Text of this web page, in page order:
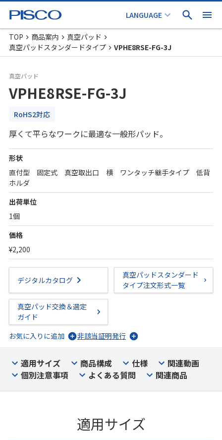
TOP 商品案内
真空パッド
真空パッドスタンダードタイプ
VPHE8RSE-FG-3J
真空パッド
VPHE8RSE-FG-3J
RoHS2対応
厚くて平らなワークに最適な一般形パッド。
形状
直付型 固定式 真空取出口 横 ワンタッチ継手タイプ 低背
ホルダ
出荷単位
1個
価格
¥2,200
デジタルカタログ
真空パッドスタンダード
タイプ注文形式一覧
真空パッド交換＆選定
ガイド
お気に入りに追加
非該当証明発行
適用サイズ 商品構成 仕様
関連動画
個別注意事項
よくある質問 関連商品
適用サイズ